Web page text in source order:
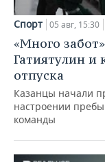
Спорт 05 авг, 15:30
«Много
Гатиятулин и
отпуска
Казанцы начали
настроении
команды